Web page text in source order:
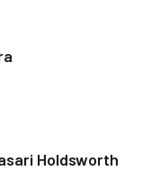
Holdsworth